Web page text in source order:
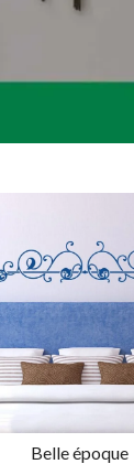
Belle époque